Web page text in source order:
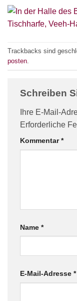
Trackbacks sind
posten
Schreiben
Ihre E-Mail-
Erforderliche
Kommentar*
Name *
E-Mail-Adresse *